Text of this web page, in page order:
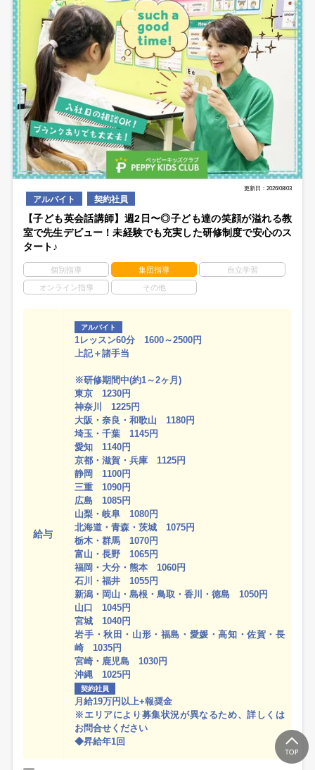
更新日：2026/08/03
アルバイト 契約社員
【子ども英会話講師】週2日〜◎子ども達の笑顔が溢れる教
室で先生デビュー！未経験でも充実した研修制度で安心のス
タート♪
個別指導 集団指導 自立学習
オンライン指導 その他
給与
アルバイト
1レッスン60分 1600～2500円
上記＋諸手当
※研修期間中(約1～2ヶ月)
東京 1230円
神奈川 1225円
大阪・奈良・和歌山 1180円
埼玉・千葉 1145円
愛知 1140円
京都・滋賀・兵庫 1125円
静岡 1100円
三重 1090円
広島 1085円
山梨・岐阜 1080円
北海道・青森・茨城 1075円
栃木・群馬 1070円
富山・長野 1065円
福岡・大分・熊本 1060円
石川・福井 1055円
新潟・岡山・島根・鳥取・香川・徳島 1050円
山口 1045円
宮城 1040円
岩手・秋田・山形・福島・愛媛・高知・佐賀・長
崎 1035円
宮崎・鹿児島 1030円
沖縄 1025円
契約社員
月給19万円以上+報奨金
※エリアにより募集状況が異なるため、詳しくは
お問合せください
◆昇給年1回